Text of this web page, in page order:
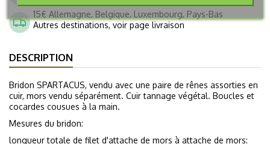
15€ Allemagne, Belgique, Luxembourg, Pays-Bas
Autres destinations, voir page livraison
DESCRIPTION
Bridon SPARTACUS, vendu avec une paire de rênes assorties en
cuir, mors vendu séparément. Cuir tannage végétal. Boucles et
cocardes cousues à la main.
Mesures du bridon:
longueur totale de filet d'attache de mors à attache de mors: